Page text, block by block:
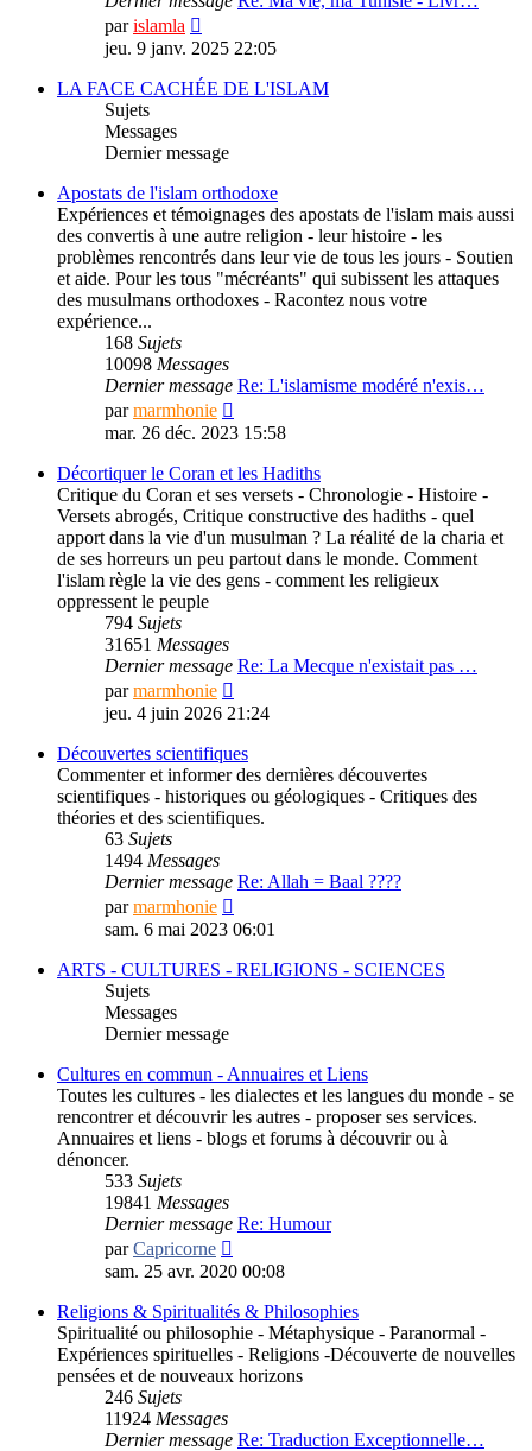
parislamla
le
message
jeu. 9 janv. 2025 22:05
LA FACE CACHÉE DE L'ISLAM
Sujets
Messages
Dernier message
Apostats de l'islam orthodoxe
Expériences et témoignages des apostats de l'islam mais aussi
des convertis à une autre religion - leur histoire - les
problèmes rencontrés dans leur vie de tous les jours - Soutien
et aide. Pour les tous "mécréants" qui subissent les attaques
des musulmans orthodoxes - Racontez nous votre
expérience...
168 Sujets
10098 Messages
Dernier message Re: L'islamisme modéré n'exis…
parmarmhonie
le
message
mar. 26 déc. 2023 15:58
Décortiquer le Coran et les Hadiths
Critique du Coran et ses versets - Chronologie - Histoire -
Versets abrogés, Critique constructive des hadiths - quel
apport dans la vie d'un musulman ? La réalité de la charia et
de ses horreurs un peu partout dans le monde. Comment
l'islam règle la vie des gens - comment les religieux
oppressent le peuple
794 Sujets
31651 Messages
Dernier message Re: La Mecque n'existait pas …
parmarmhonie
le
message
jeu. 4 juin 2026 21:24
Découvertes scientifiques
Commenter et informer des dernières découvertes
scientifiques - historiques ou géologiques - Critiques des
théories et des scientifiques.
63 Sujets
1494 Messages
Dernier message Re: Allah = Baal ????
parmarmhonie
le
message
sam. 6 mai 2023 06:01
ARTS - CULTURES - RELIGIONS - SCIENCES
Sujets
Messages
Dernier message
Cultures en commun - Annuaires et Liens
Toutes les cultures - les dialectes et les langues du monde - se
rencontrer et découvrir les autres - proposer ses services.
Annuaires et liens - blogs et forums à découvrir ou à
dénoncer.
533 Sujets
19841 Messages
Dernier message Re: Humour
parCapricorne
le
message
sam. 25 avr. 2020 00:08
Religions & Spiritualités & Philosophies
Spiritualité ou philosophie - Métaphysique - Paranormal -
Expériences spirituelles - Religions -Découverte de nouvelles
pensées et de nouveaux horizons
246 Sujets
11924 Messages
Dernier message Re: Traduction Exceptionnelle…